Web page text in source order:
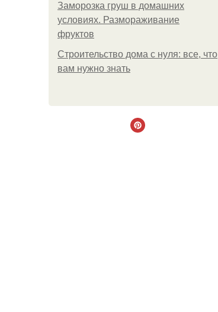
Заморозка груш в домашних
условиях. Размораживание
фруктов
Строительство дома с нуля: все, что
вам нужно знать